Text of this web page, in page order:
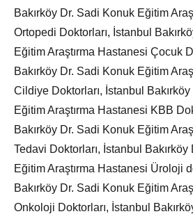
Bakırköy Dr. Sadi Konuk Eğitim
Ortopedi Doktorları, İstanbul
Eğitim Araştırma Hastanesi Çocuk
Bakırköy Dr. Sadi Konuk Eğitim
Cildiye Doktorları, İstanbul
Eğitim Araştırma Hastanesi KBB
Bakırköy Dr. Sadi Konuk Eğitim
Tedavi Doktorları, İstanbul
Eğitim Araştırma Hastanesi Üroloji
Bakırköy Dr. Sadi Konuk Eğitim
Onkoloji Doktorları, İstanbul